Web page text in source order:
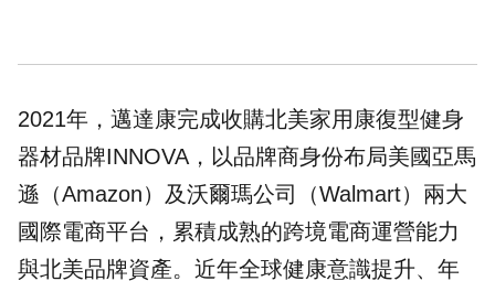
2021年，邁達康完成收購北美家用康復型健身
器材品牌INNOVA，以品牌商身份布局美國亞馬
遜（Amazon）及沃爾瑪公司（Walmart）兩大
國際電商平台，累積成熟的跨境電商運營能力
與北美品牌資產。近年全球健康意識提升、年